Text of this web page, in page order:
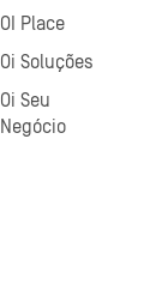
OI Place
Oi Soluções
Oi Seu
Negócio